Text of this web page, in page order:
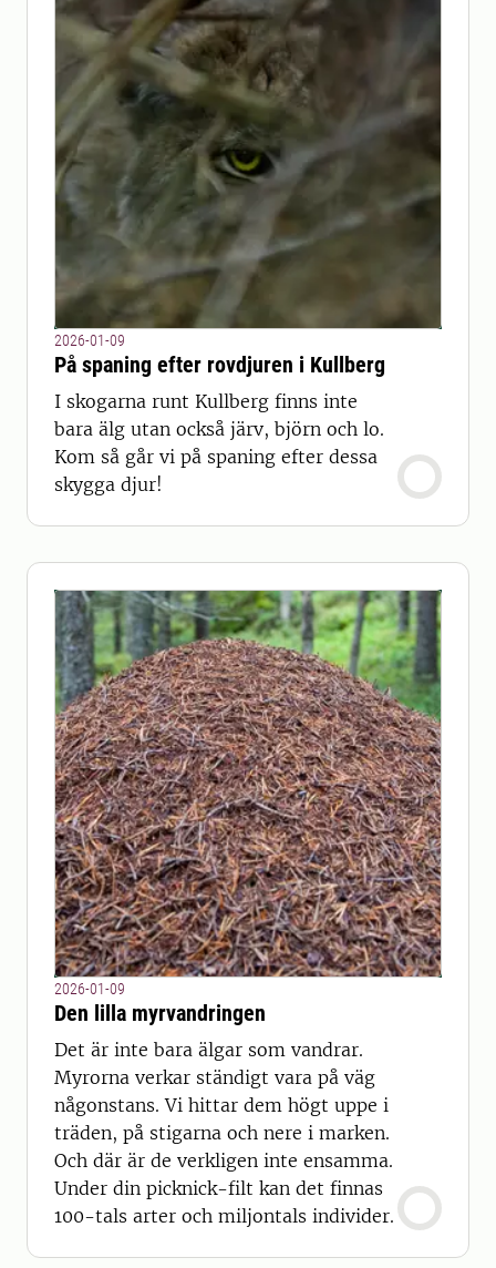
2026-01-09
På spaning efter rovdjuren i Kullberg
I skogarna runt Kullberg finns inte
bara älg utan också järv, björn och lo.
Kom så går vi på spaning efter dessa
skygga djur!
2026-01-09
Den lilla myrvandringen
Det är inte bara älgar som vandrar.
Myrorna verkar ständigt vara på väg
någonstans. Vi hittar dem högt uppe i
träden, på stigarna och nere i marken.
Och där är de verkligen inte ensamma.
Under din picknick-filt kan det finnas
100-tals arter och miljontals individer.